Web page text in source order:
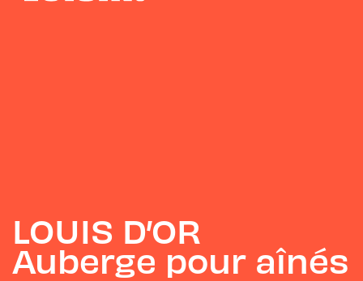
LOUIS D’OR
Auberge pour aînés